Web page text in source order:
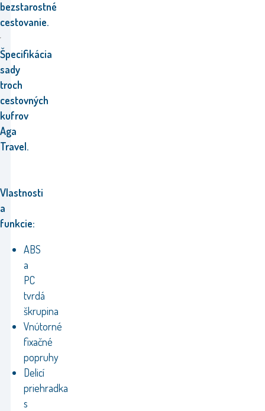
bezstarostné
cestovanie.
Špecifikácia
sady
troch
cestovných
kufrov
Aga
Travel.
Vlastnosti
a
funkcie:
ABS
a
PC
tvrdá
škrupina
Vnútorné
fixačné
popruhy
Delicí
priehradka
s